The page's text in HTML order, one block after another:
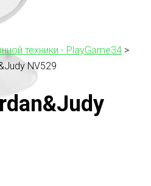
техники - PlayGame34 >
NV529